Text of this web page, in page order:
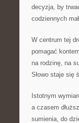
decyzja, by
codziennych
W centrum tej
pomagać
na rodzinę, na
Słowo staje się
Istotnym
a czasem
sumienia, do